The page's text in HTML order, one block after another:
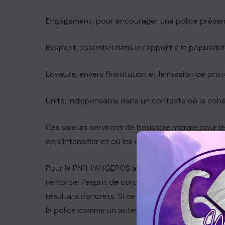
Engagement, pour encourager une police
Respect, essentiel dans le rapport à la
Loyauté, envers l’institution et la mission de
Unité, indispensable dans un contexte où la
Ces valeurs serviront de boussole morale pour
de s’intensifier et où les criminels exploitent la
Pour la PNH, l’AHGEPOS apparaît comme un
renforcer l’esprit de corps et d’améliorer la
résultats concrets. Si cette initiative parvient à
la police comme un acteur central de la